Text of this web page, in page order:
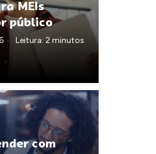
MEIs
público
Leitura: 2 minutos
com